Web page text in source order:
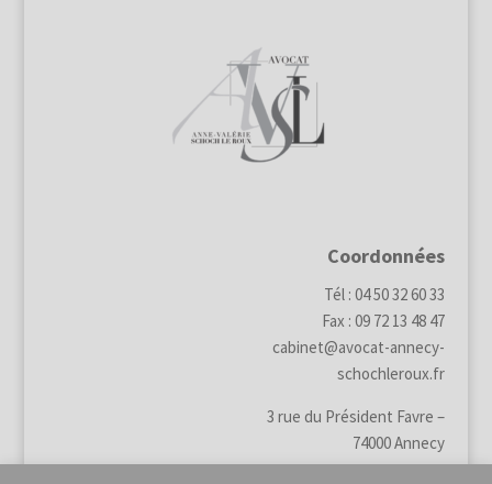
Coordonnées
Tél : 04 50 32 60 33
Fax : 09 72 13 48 47
cabinet@avocat-annecy-
schochleroux.fr
3 rue du Président Favre –
74000 Annecy